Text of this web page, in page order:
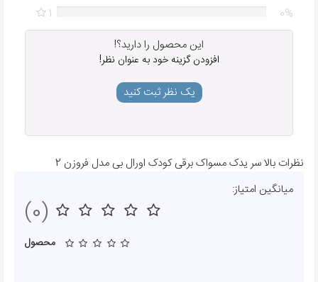
1
0%
این محصول را دارید؟!
افزودن گزینه خود به عنوان نظر!
یک نظر ثبت کنید
نظرات بالا سر یدک مسواک برقی کودک اورال بی مدل فروزن 2
میانگین امتیاز:
(0)
محصول